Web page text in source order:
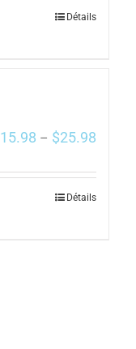
Détails
15.98 – $25.98
Détails